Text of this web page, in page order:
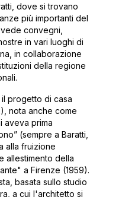
dove si trovano
più importanti del
convegni,
in vari luoghi di
in collaborazione
della regione
progetto di casa
nota anche come
aveva prima
(sempre a Baratti,
alla fruizione
allestimento della
a Firenze (1959).
basata sullo studio
a cui l'architetto si